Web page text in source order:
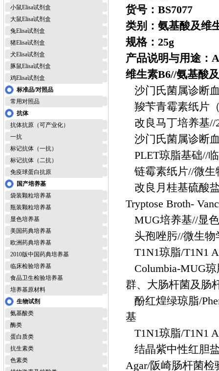
小鼠Elisa试剂盒
大鼠Elisa试剂盒
兔Elisa试剂盒
猪Elisa试剂盒
犬Elisa试剂盒
豚鼠Elisa试剂盒
鸡Elisa试剂盒
标准品/对照品
常用对照品
抗体
抗体抗原（可产业化）
一抗
标记抗体（一抗）
标记抗体（二抗）
免疫球蛋白抗原
国产培养基
袋装颗粒培养基
瓶装颗粒培养基
显色培养基
美国药典培养基
欧洲药典培养基
2010版中国药典培养基
临床检验培养基
食品卫生检验培养基
培养基原材料
生物试剂
氨基酸类
酶类
蛋白质类
抗生素类
色素类
货号：BS7077
类别：氨基酸及维
规格：25g
产品说明与用途：
维生素B6//氨基酸
沙门氏菌属诊断
羧苄青霉素纸片
改良马丁培养基
沙门氏菌属诊断
PLET琼脂基础//
链霉素纸片//微
改良月桂基硫酸
Tryptose Broth-
MUG培养基//显
头孢唑肟//微生
T1N1琼脂/T1N1
Columbia-MUG
群、大肠杆菌及
酚红煌绿琼脂/
基
T1N1琼脂/T1N1
结晶紫中性红胆
Agar/阪崎肠杆菌